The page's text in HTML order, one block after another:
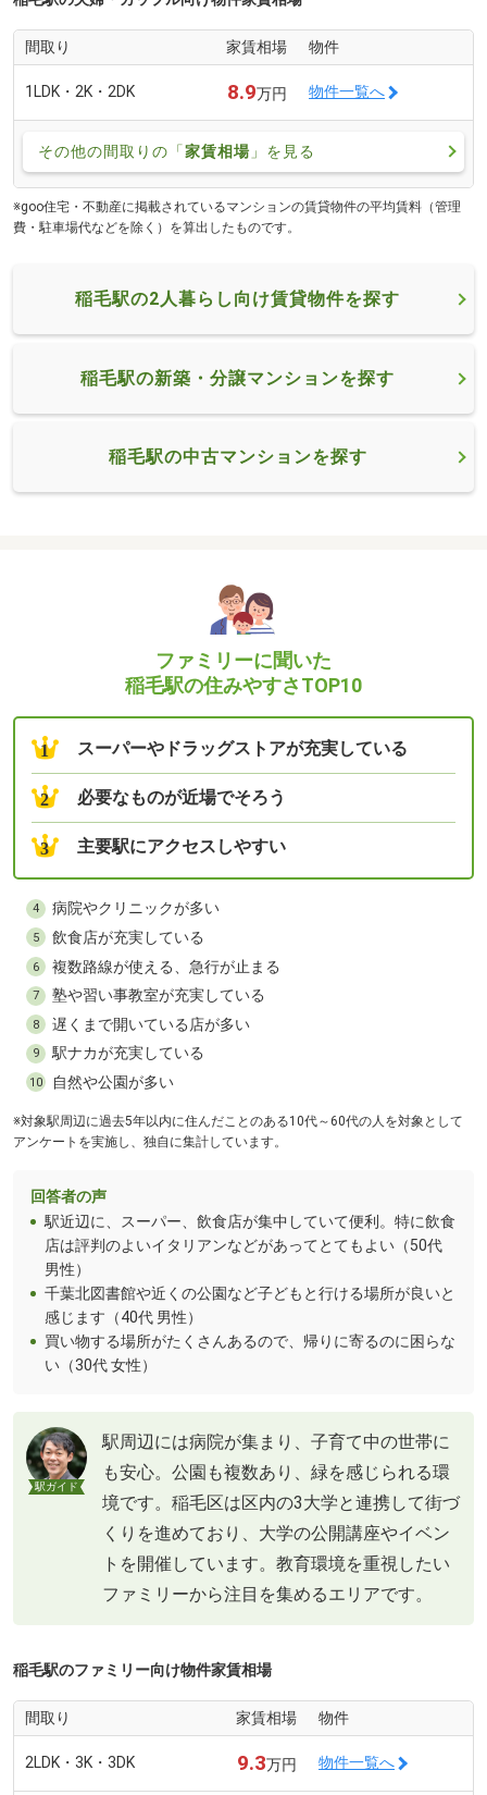
間取り 家賃相場 物件
1LDK・2K・2DK 8.9万円 物件一覧へ
その他の間取りの「家賃相場 」を見る
※goo住宅・不動産に掲載されているマンションの賃貸物件の平均賃料（管理
費・駐車場代などを除く）を算出したものです。
稲毛駅の2人暮らし向け賃貸物件を探す
稲毛駅の新築・分譲マンションを探す
稲毛駅の中古マンションを探す
ファミリーに聞いた
稲毛駅の住みやすさTOP10
1 スーパーやドラッグストアが充実している
2 必要なものが近場でそろう
3 主要駅にアクセスしやすい
4 病院やクリニックが多い
5 飲食店が充実している
6 複数路線が使える、急行が止まる
7 塾や習い事教室が充実している
8 遅くまで開いている店が多い
9 駅ナカが充実している
10 自然や公園が多い
※対象駅周辺に過去5年以内に住んだことのある10代～60代の人を対象として
アンケートを実施し、独自に集計しています。
回答者の声
駅近辺に、スーパー、飲食店が集中していて便利。特に飲食
店は評判のよいイタリアンなどがあってとてもよい（50代
男性）
千葉北図書館や近くの公園など子どもと行ける場所が良いと
感じます（40代 男性）
買い物する場所がたくさんあるので、帰りに寄るのに困らな
い（30代 女性）
駅ガイド
駅周辺には病院が集まり、子育て中の世帯に
も安心。公園も複数あり、緑を感じられる環
境です。稲毛区は区内の3大学と連携して街づ
くりを進めており、大学の公開講座やイベン
トを開催しています。教育環境を重視したい
ファミリーから注目を集めるエリアです。
稲毛駅のファミリー向け物件家賃相場
間取り 家賃相場 物件
2LDK・3K・3DK 9.3万円 物件一覧へ